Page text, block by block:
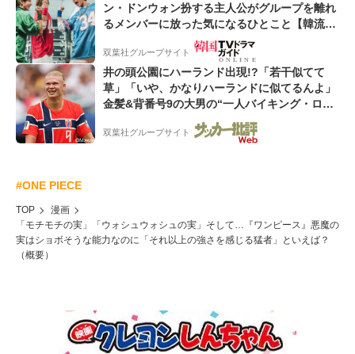
ン・ドンウォン扮する主人公がグループを離れ
るメンバーに放った気になるひとこと【韓流談
双葉社グループサイト
井の頭公園にハーランド出現!?「若干似てて
草」「いや、かなりハーランドに似てるんよ」
金髪&背番号9の大男の“一人バイキング・ロ
ー”映像が話題!「元気をもらった」
双葉社グループサイト
#ONE PIECE
TOP
漫画
「モチモチの実」「ウォシュウォシュの実」そして…『ワンピース』悪魔の
実はショボそうな能力なのに「それ以上の強さを感じる猛者」といえば？
（概要）